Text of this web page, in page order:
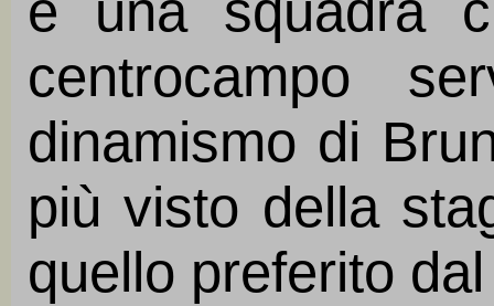
centrocampo
dinamismo di
più visto della
quello preferito